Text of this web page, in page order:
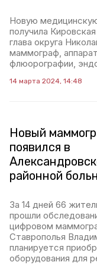
Новую
получила
глава округа
маммограф,
флюорографии,
14 марта 2024, 14:48
Новый
появился в
районной
За 14 дней 66
прошли
цифровом
Ставрополья
планируется
оборудования для